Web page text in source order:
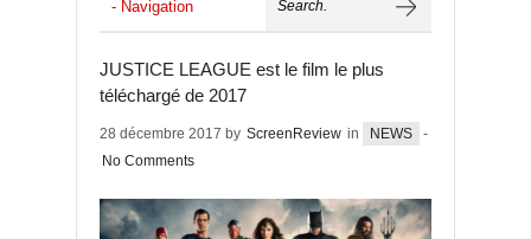
JUSTICE LEAGUE est le film le plus
téléchargé de 2017
28 décembre 2017 by ScreenReview in NEWS
-
No Comments